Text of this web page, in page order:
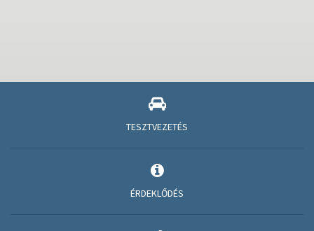
TESZTVEZETÉS
ÉRDEKLŐDÉS